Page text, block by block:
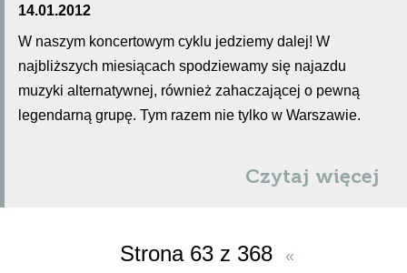
14.01.2012
W naszym koncertowym cyklu jedziemy dalej! W
najbliższych miesiącach spodziewamy się najazdu
muzyki alternatywnej, również zahaczającej o pewną
legendarną grupę. Tym razem nie tylko w Warszawie.
Czytaj więcej
Strona 63 z 368 «